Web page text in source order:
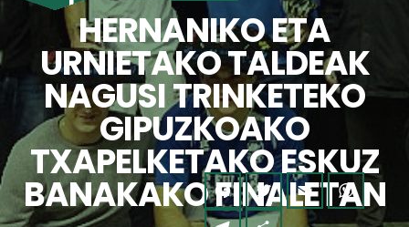
HERNANIKO ETA
URNIETAKO TALDEAK
NAGUSI TRINKETEKO
GIPUZKOAKO
TXAPELKETAKO ESKUZ
BANAKAKO FINALETAN